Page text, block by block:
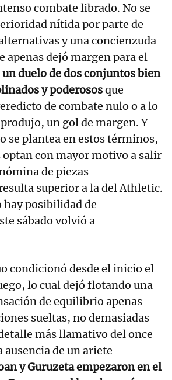
combate librado. No se
nítida por parte de
y una concienzuda
apenas dejó margen para el
un duelo de dos conjuntos bien
y poderososque
de combate nulo o a lo
un gol de margen. Y
se plantea en estos términos,
con mayor motivo a salir
de piezas
superior a la del Athletic.
hay posibilidad de
sábado volvió a
condicionó desde el inicio el
lo cual dejó flotando una
de equilibrio apenas
sueltas, no demasiadas
más llamativo del once
de un ariete
y Guruzeta empezaron en el